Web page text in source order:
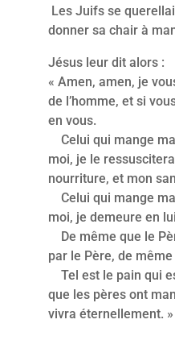
Les Juifs se
donner sa chair à
Jésus leur dit alors :
« Amen, amen, je
de l’homme,et si
en vous.
Celui qui mange
moi, je le
nourriture,et mon
Celui qui mange
moi, je demeure en
De même que le
par le Père,de
Tel est le pain qui
que les pères ont
vivra éternellement. »